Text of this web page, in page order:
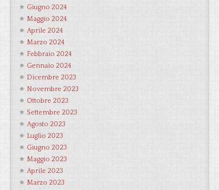
Giugno 2024
Maggio 2024
Aprile 2024
Marzo 2024
Febbraio 2024
Gennaio 2024
Dicembre 2023
Novembre 2023
Ottobre 2023
Settembre 2023
Agosto 2023
Luglio 2023
Giugno 2023
Maggio 2023
Aprile 2023
Marzo 2023